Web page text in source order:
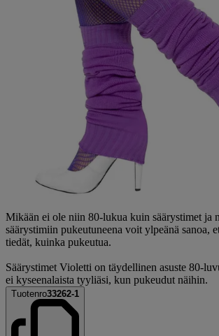
Mikään ei ole niin 80-lukua kuin säärystimet ja
säärystimiin pukeutuneena voit ylpeänä sanoa,
tiedät, kuinka pukeutua.
Säärystimet Violetti on täydellinen asuste 80-
ei kyseenalaista tyyliäsi, kun pukeudut näihin.
Tuotenro33262-1